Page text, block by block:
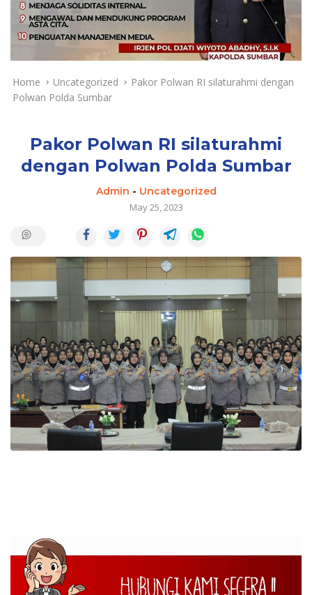
y
a
a
n
T
k
n
Home Uncategorized
Pakor Polwan RI silaturahmi dengan
Polwan Polda Sumbar
Pakor Polwan RI silaturahmi
dengan Polwan Polda Sumbar
Admin - Uncategorized
May 25, 2023